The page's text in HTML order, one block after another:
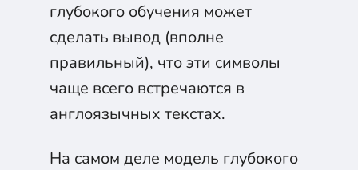
глубокого обучения может
сделать вывод (вполне
правильный), что эти символы
чаще всего встречаются в
англоязычных текстах.
На самом деле модель глубокого